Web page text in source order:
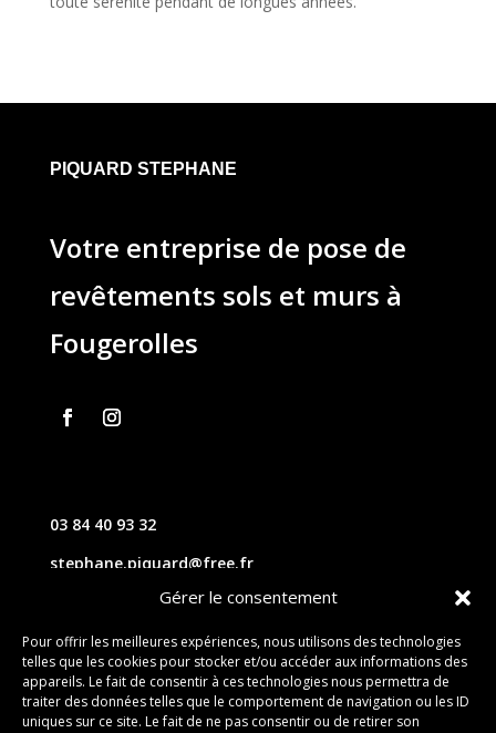
Gérer le consentement
Pour offrir les meilleures expériences, nous utilisons des technologies
telles que les cookies pour stocker et/ou accéder aux informations des
appareils. Le fait de consentir à ces technologies nous permettra de
traiter des données telles que le comportement de navigation ou les ID
uniques sur ce site. Le fait de ne pas consentir ou de retirer son
PIQUARD STEPHANE
Votre entreprise de pose de
revêtements sols et murs à
Fougerolles
03 84 40 93 32
stephane.piquard@free.fr
61 les chavannes – 70220 FOUGEROLLES
Contact